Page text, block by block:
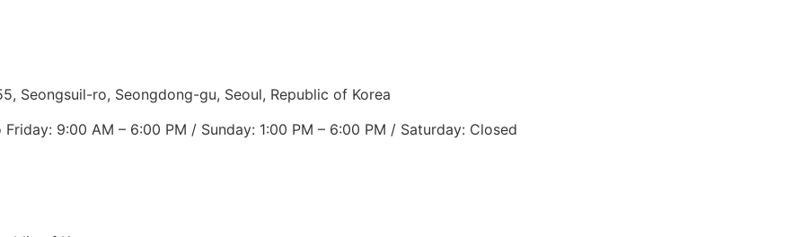
Seongsuil-ro, Seongdong-gu, Seoul, Republic of Korea
9:00 AM – 6:00 PM / Sunday: 1:00 PM – 6:00 PM / Saturday: Closed